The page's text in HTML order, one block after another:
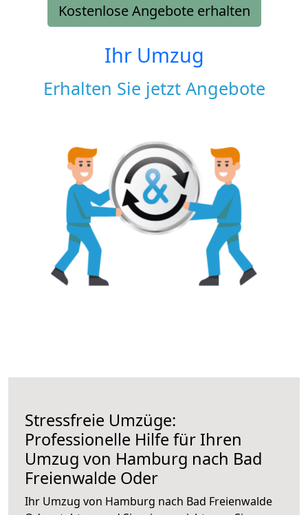
Kostenlose Angebote erhalten
Ihr Umzug
Erhalten Sie jetzt Angebote
Stressfreie Umzüge:
Professionelle Hilfe für Ihren
Umzug von Hamburg nach Bad
Freienwalde Oder
Ihr Umzug von Hamburg nach Bad Freienwalde